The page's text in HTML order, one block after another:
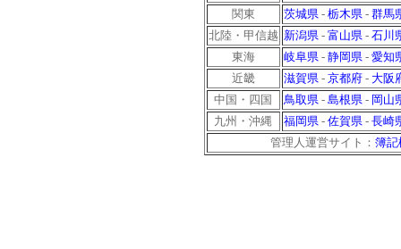
関東
茨城県- 栃木県- 群馬
北陸・甲信越 新潟県- 富山県- 石川
東海
岐阜県- 静岡県- 愛知
近畿
滋賀県- 京都府- 大阪
中国・四国
鳥取県- 島根県- 岡山
九州・沖縄
福岡県- 佐賀県- 長崎
管理人運営サイト： 簿記